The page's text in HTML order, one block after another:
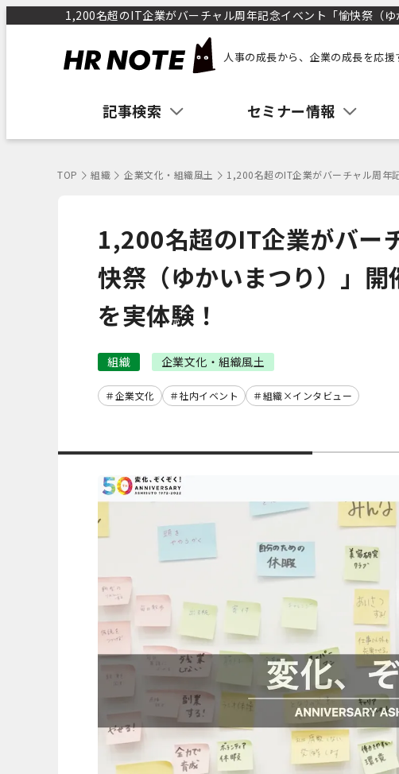
1,200名超のIT企業がバーチャル周年記念イベント「愉快祭（
人事の成長から、企業の成長を応援
記事検索 セミナー情報
TOP 組織 企業文化・組織風土 1,200名超のIT企業がバーチャル周年
1,200名超のIT企業がバー
快祭（ゆかいまつり）」
を実体験！
組織 企業文化・組織風土
企業文化 社内イベント 組織×インタビュー